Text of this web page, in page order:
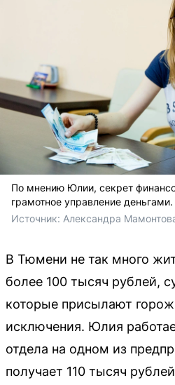
По мнению Юлии, секрет
грамотное управление деньгами.
Источник: Александра
В Тюмени не так много
более 100 тысяч рублей,
которые присылают
исключения. Юлия
отдела на одном из
получает 110 тысяч